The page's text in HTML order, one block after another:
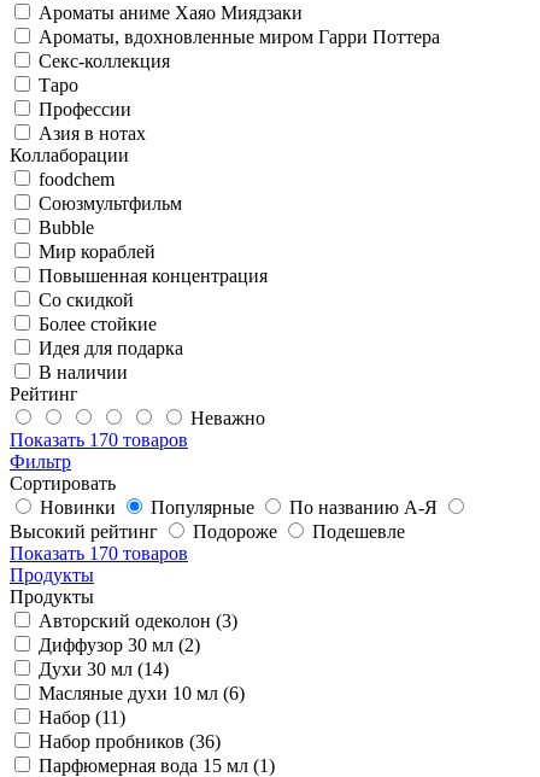
Ароматы аниме Хаяо Миядзаки
Ароматы, вдохновленные миром Гарри Поттера
Секс-коллекция
Таро
Профессии
Азия в нотах
Коллаборации
foodchem
Союзмультфильм
Bubble
Мир кораблей
Повышенная концентрация
Со скидкой
Более стойкие
Идея для подарка
В наличии
Рейтинг
Неважно
Показать 170 товаров
Фильтр
Сортировать
Новинки
Популярные
По названию А-Я
Высокий рейтинг
Подороже
Подешевле
Показать 170 товаров
Продукты
Продукты
Авторский одеколон (3)
Диффузор 30 мл (2)
Духи 30 мл (14)
Масляные духи 10 мл (6)
Набор (11)
Набор пробников (36)
Парфюмерная вода 15 мл (1)